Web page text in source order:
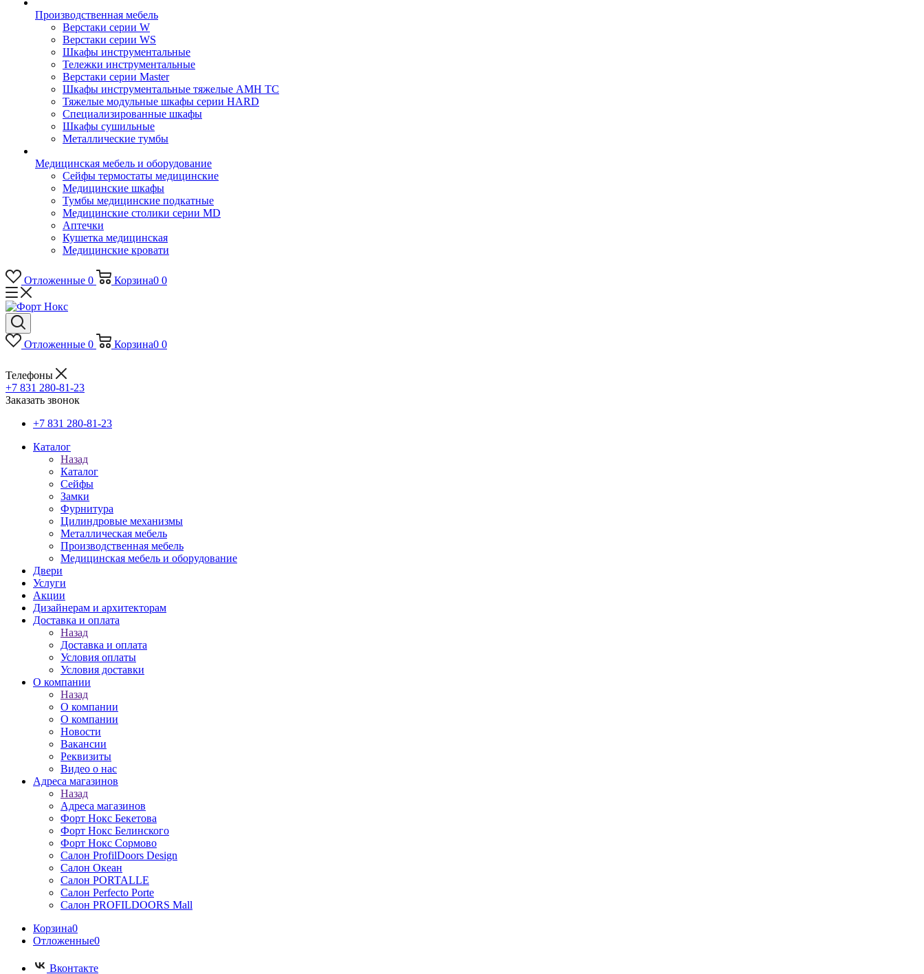
Производственная мебель
Верстаки серии W
Верстаки серии WS
Шкафы инструментальные
Тележки инструментальные
Верстаки серии Master
Шкафы инструментальные тяжелые AMH TC
Тяжелые модульные шкафы серии HARD
Cпециализированные шкафы
Шкафы сушильные
Металлические тумбы
Медицинская мебель и оборудование
Сейфы термостаты медицинские
Медицинские шкафы
Тумбы медицинские подкатные
Медицинские столики серии MD
Аптечки
Кушетка медицинская
Медицинские кровати
Отложенные 0 Корзина0 0
Отложенные 0 Корзина0 0
Телефоны
+7 831 280-81-23
Заказать звонок
+7 831 280-81-23
Каталог
Назад
Каталог
Сейфы
Замки
Фурнитура
Цилиндровые механизмы
Металлическая мебель
Производственная мебель
Медицинская мебель и оборудование
Двери
Услуги
Акции
Дизайнерам и архитекторам
Доставка и оплата
Назад
Доставка и оплата
Условия оплаты
Условия доставки
О компании
Назад
О компании
О компании
Новости
Вакансии
Реквизиты
Видео о нас
Адреса магазинов
Назад
Адреса магазинов
Форт Нокс Бекетова
Форт Нокс Белинского
Форт Нокс Сормово
Салон ProfilDoors Design
Салон Океан
Салон PORTALLE
Салон Perfecto Portе
Салон PROFILDOORS Mall
Корзина0
Отложенные0
Вконтакте